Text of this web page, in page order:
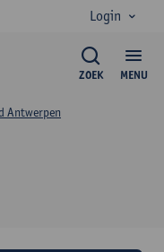
Login
MENU
ZOEK
Antwerpen